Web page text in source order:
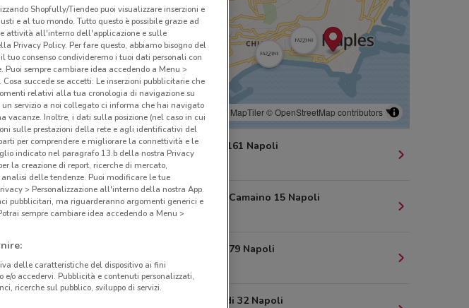
© MapTiler© OpenStreetMap contributors
Via Chiaia, 161 Napoli
Via Tino di Camaino 15 Napoli
2.1 km
Via Duomo 79 Napoli
Via Leopardi 32 Napoli
Shopfully/Tiendeo puoi visualizzare inserzioni e
e al tuo mondo. Tutto questo è possibile grazie ad
attività all'interno dell'applicazione e sulle
Privacy Policy. Per fare questo, abbiamo bisogno del
consenso condivideremo i tuoi dati personali con
Puoi sempre cambiare idea accedendo a Menu >
succede se accetti: Le inserzioni pubblicitarie che
relativi alla tua cronologia di navigazione su
servizio a noi collegato ci informa che hai navigato
Inoltre, i dati sulla posizione (nel caso in cui
sulle prestazioni della rete e agli identificativi del
per comprendere e migliorare la connettività e le
indicato nel paragrafo 13.b della nostra Privacy
la creazione di report, ricerche di mercato,
delle tendenze. Puoi modificare le tue
> Personalizzazione all'interno della nostra App.
pubblicitari, ma riguarderanno argomenti generici e
sempre cambiare idea accedendo a Menu >
delle caratteristiche del dispositivo ai fini
o accedervi. Pubblicità e contenuti personalizzati,
ricerche sul pubblico, sviluppo di servizi.